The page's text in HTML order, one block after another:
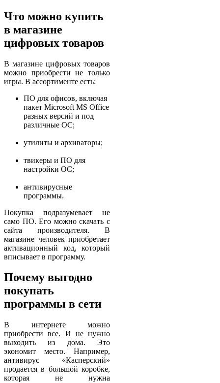
Что можно купить
в магазине
цифровых товаров
В магазине цифровых товаров
можно приобрести не только
игры. В ассортименте есть:
ПО для офисов, включая
пакет Microsoft MS Office
разных версий и под
различные ОС;
утилиты и архиваторы;
твикеры и ПО для
настройки ОС;
антивирусные
программы.
Покупка подразумевает не
само ПО. Его можно скачать с
сайта производителя. В
магазине человек приобретает
активационный код, который
вписывает в программу.
Почему выгодно
покупать
программы в сети
В интернете можно
приобрести все. И не нужно
выходить из дома. Это
экономит место. Например,
антивирус «Касперский»
продается в большой коробке,
которая не нужна